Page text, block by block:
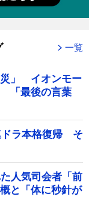
一覧
災」 イオンモー
「最後の言葉
ドラ本格復帰 そ
人気司会者「前
と「体に秒針が